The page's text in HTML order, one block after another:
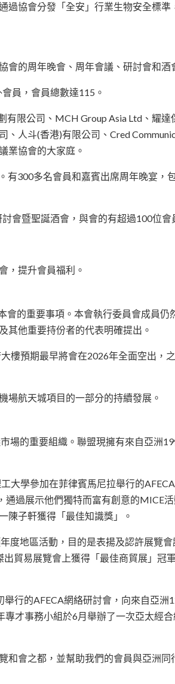
過協會分發「全安」行業生物安全標
會的周年晚會、周年會議、研討會和酒
員，會員總數達115。
限公司、MCH Group Asia Ltd、耀
人斗(香港)有限公司、Cred
業協會的大家庭。
有300多名會員和嘉賓出席周年晚宴，
會暨聖誕酒會，與會的有超過100位會
，提升會員福利。
的重要事項。本會執行委員會成員
其他重要持份者的代表明確提出。
樓預期最早將會在2026年全面空出，
場航天城項目的一部分的持續發展。
場的重要組織。聯盟現擁有來自亞洲
大學參加在菲律賓馬尼拉舉行的
過展示他們獨特而富有創意的MICE
陳子軒獲得「最佳知識獎」。
度地區活動，目的是表揚及認許展覽
貿易展覽會上獲得「最佳商貿展」
行的AFECA網絡研討會，向來自亞
才事務小組於6月舉辦了一次亞太經
會之都，並幫助我們的會員與亞洲同